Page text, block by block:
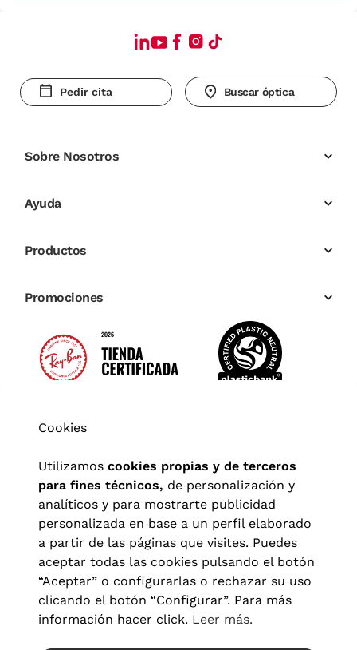
Pedir cita Buscar óptica
Sobre Nosotros
Ayuda
Productos
Promociones
Aviso legal| Política de privacidad Términos y condiciones
Política de cookies|Configuración de cookies
Cookies
Utilizamos cookies propias y de terceros
para fines técnicos, de personalización y
analíticos y para mostrarte publicidad
personalizada en base a un perfil elaborado
a partir de las páginas que visites. Puedes
aceptar todas las cookies pulsando el botón
“Aceptar” o configurarlas o rechazar su uso
clicando el botón “Configurar”. Para más
información hacer click. Leer más.